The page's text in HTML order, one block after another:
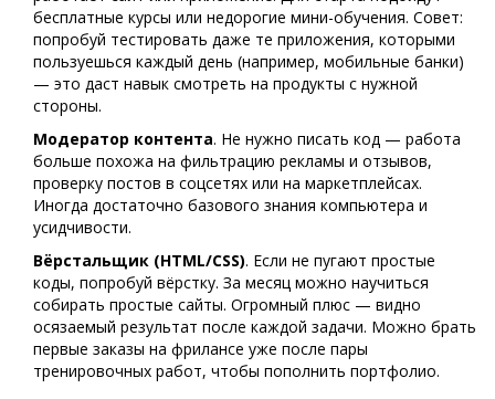
бесплатные курсы или недорогие мини-обучения. Совет:
попробуй тестировать даже те приложения, которыми
пользуешься каждый день (например, мобильные банки)
— это даст навык смотреть на продукты с нужной
стороны.
Модератор контента. Не нужно писать код — работа
больше похожа на фильтрацию рекламы и отзывов,
проверку постов в соцсетях или на маркетплейсах.
Иногда достаточно базового знания компьютера и
усидчивости.
Вёрстальщик (HTML/CSS). Если не пугают простые
коды, попробуй вёрстку. За месяц можно научиться
собирать простые сайты. Огромный плюс — видно
осязаемый результат после каждой задачи. Можно брать
первые заказы на фрилансе уже после пары
тренировочных работ, чтобы пополнить портфолио.